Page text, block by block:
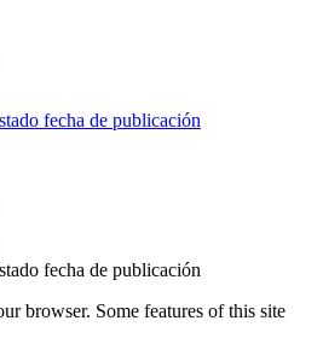
fecha de publicación
fecha de publicación
browser. Some features of this site